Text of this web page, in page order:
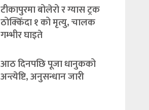
टीकापुरमा बोलेरो र ग्यास ट्रक
ठोक्किँदा १ को मृत्यु, चालक
गम्भीर घाइते
आठ दिनपछि पूजा धानुकको
अन्त्येष्टि, अनुसन्धान जारी